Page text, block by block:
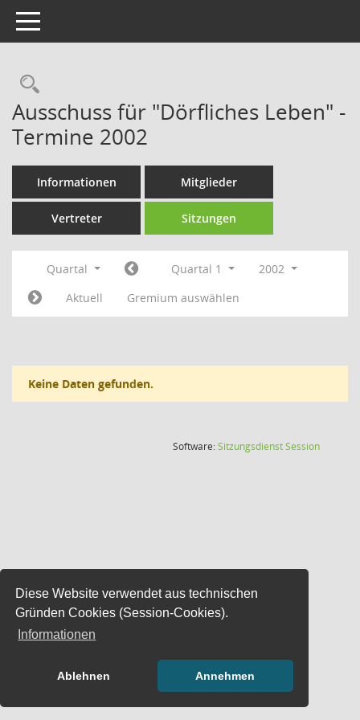
Diese Website verwendet aus technischen
Gründen Cookies (Session-Cookies).
Informationen
Ablehnen Annehmen
Toggle navigation
Rechercheauswahl
Ausschuss für "Dörfliches Leben" -
Termine 2002
Informationen Mitglieder
Vertreter Sitzungen
Quartal Quartal 1
2002
Aktuell
Gremium auswählen
Keine Daten gefunden.
Software:SitzungsdienstSession(Wird in